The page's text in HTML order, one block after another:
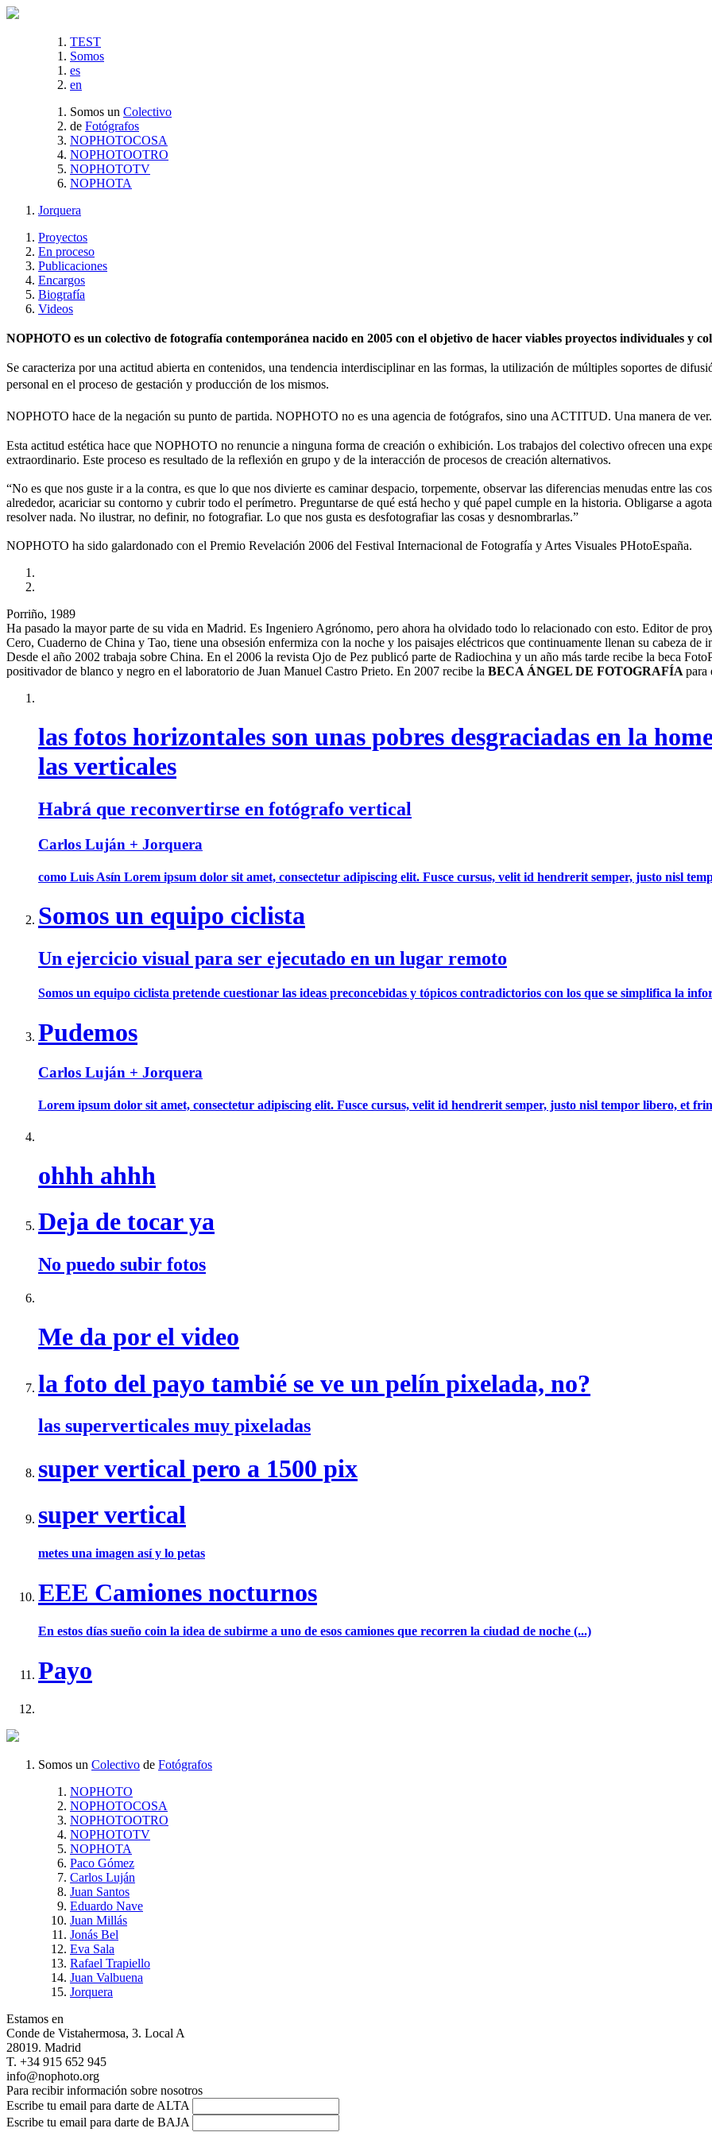
TEST
Somos
es
en
Somos un Colectivo
de Fotógrafos
NOPHOTOCOSA
NOPHOTOOTRO
NOPHOTOTV
NOPHOTA
Jorquera
Proyectos
En proceso
Publicaciones
Encargos
Biografía
Videos
NOPHOTO es un colectivo de fotografía contemporánea nacido en 2005 con el objetivo de hacer viables proyectos individuales y
Se caracteriza por una actitud abierta en contenidos, una tendencia interdisciplinar en las formas, la utilización de múltiples soportes de
personal en el proceso de gestación y producción de los mismos.
NOPHOTO hace de la negación su punto de partida. NOPHOTO no es una agencia de fotógrafos, sino una ACTITUD. Una manera de
Esta actitud estética hace que NOPHOTO no renuncie a ninguna forma de creación o exhibición. Los trabajos del colectivo ofrecen una
extraordinario. Este proceso es resultado de la reflexión en grupo y de la interacción de procesos de creación alternativos.
“No es que nos guste ir a la contra, es que lo que nos divierte es caminar despacio, torpemente, observar las diferencias menudas entre las
alrededor, acariciar su contorno y cubrir todo el perímetro. Preguntarse de qué está hecho y qué papel cumple en la historia. Obligarse a
resolver nada. No ilustrar, no definir, no fotografiar. Lo que nos gusta es desfotografiar las cosas y desnombrarlas.”
NOPHOTO ha sido galardonado con el Premio Revelación 2006 del Festival Internacional de Fotografía y Artes Visuales PHotoEspaña.
Porriño, 1989
Ha pasado la mayor parte de su vida en Madrid. Es Ingeniero Agrónomo, pero ahora ha olvidado todo lo relacionado con esto. Editor de
Cero, Cuaderno de China y Tao, tiene una obsesión enfermiza con la noche y los paisajes eléctricos que continuamente llenan su cabeza de
Desde el año 2002 trabaja sobre China. En el 2006 la revista Ojo de Pez publicó parte de Radiochina y un año más tarde recibe la beca
positivador de blanco y negro en el laboratorio de Juan Manuel Castro Prieto. En 2007 recibe la BECA ÁNGEL DE FOTOGRAFÍA para
las fotos horizontales son unas pobres desgraciadas en la
las verticales
Habrá que reconvertirse en fotógrafo vertical
Carlos Luján + Jorquera
como Luis Asín Lorem ipsum dolor sit amet, consectetur adipiscing elit. Fusce cursus, velit id hendrerit semper, justo nisl
Somos un equipo ciclista
Un ejercicio visual para ser ejecutado en un lugar remoto
Somos un equipo ciclista pretende cuestionar las ideas preconcebidas y tópicos contradictorios con los que se simplifica la
Pudemos
Carlos Luján + Jorquera
Lorem ipsum dolor sit amet, consectetur adipiscing elit. Fusce cursus, velit id hendrerit semper, justo nisl tempor libero, et
ohhh ahhh
Deja de tocar ya
No puedo subir fotos
Me da por el video
la foto del payo tambié se ve un pelín pixelada, no?
las superverticales muy pixeladas
super vertical pero a 1500 pix
super vertical
metes una imagen así y lo petas
EEE Camiones nocturnos
En estos días sueño coin la idea de subirme a uno de esos camiones que recorren la ciudad de noche (...)
Payo
Somos un Colectivo de Fotógrafos
NOPHOTO
NOPHOTOCOSA
NOPHOTOOTRO
NOPHOTOTV
NOPHOTA
Paco Gómez
Carlos Luján
Juan Santos
Eduardo Nave
Juan Millás
Jonás Bel
Eva Sala
Rafael Trapiello
Juan Valbuena
Jorquera
Estamos en
Conde de Vistahermosa, 3. Local A
28019. Madrid
T. +34 915 652 945
info@nophoto.org
Para recibir información sobre nosotros
Escribe tu email para darte de ALTA
Escribe tu email para darte de BAJA